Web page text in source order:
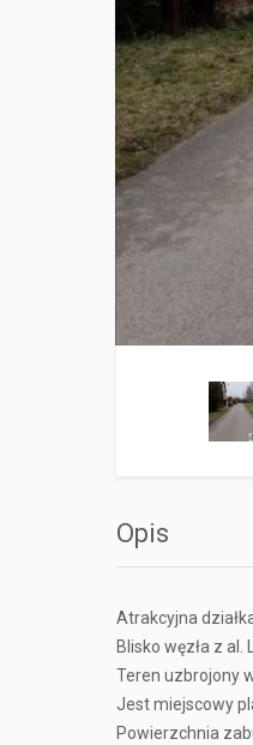
Opis
Atrakcyjna
Blisko węzła z al.
Teren uzbrojony
Jest miejscowy
Powierzchnia